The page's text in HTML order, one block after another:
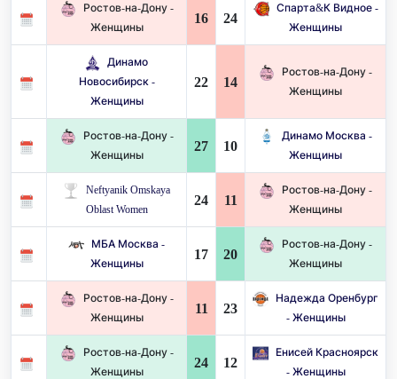
Ростов-на-Дону -
Женщины
16 24
Спарта&К Видное -
Женщины
Динамо
Новосибирск -
Женщины
22 14
Ростов-на-Дону -
Женщины
Ростов-на-Дону -
Женщины
27 10
Динамо Москва -
Женщины
Neftyanik Omskaya
Oblast Women
24 11
Ростов-на-Дону -
Женщины
МБА Москва -
Женщины
17 20
Ростов-на-Дону -
Женщины
Ростов-на-Дону -
Женщины
11 23
Надежда Оренбург
- Женщины
Ростов-на-Дону -
Женщины
24 12
Енисей Красноярск
- Женщины